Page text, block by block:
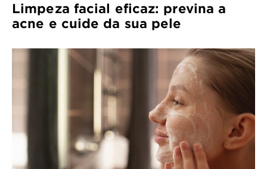
Limpeza facial eficaz: previna a
acne e cuide da sua pele